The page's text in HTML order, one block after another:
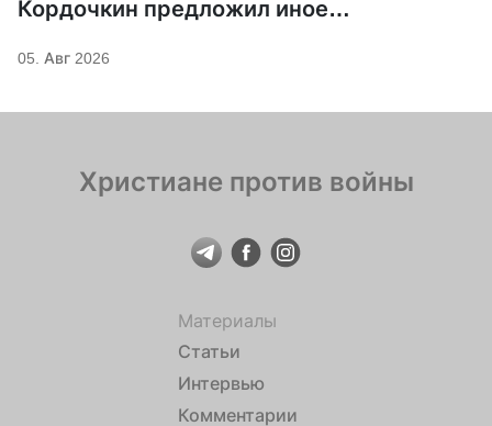
Кордочкин предложил иное
Саровского
05. Авг 2026
Христиане против войны
Материалы
Статьи
Интервью
Комментарии